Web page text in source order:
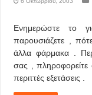
Ενημερώστε το
παρουσιάζετε ,
άλλα φάρμακα .
σας , πληροφορείτε
περιττές εξετάσεις .